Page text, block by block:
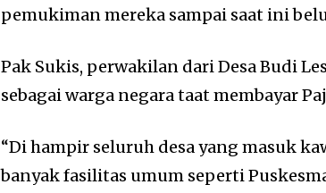
pemukiman mereka sampai saat ini
Pak Sukis, perwakilan dari Desa Budi
sebagai warga negara taat membayar
“Di hampir seluruh desa yang masuk
banyak fasilitas umum seperti